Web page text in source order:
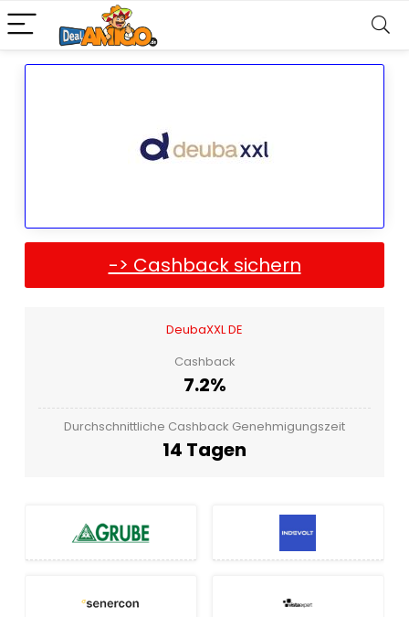
-> Cashback sichern
DeubaXXL DE
Cashback
7.2%
Durchschnittliche Cashback Genehmigungszeit
14 Tagen